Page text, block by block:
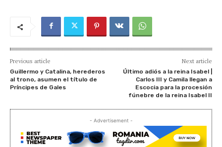
Previous article
Guillermo y Catalina, herederos
al trono, asumen el título de
Príncipes de Gales
Next article
Último adiós a la reina Isabel |
Carlos III y Camila llegan a
Escocia para la procesión
fúnebre de la reina Isabel II
- Advertisement -